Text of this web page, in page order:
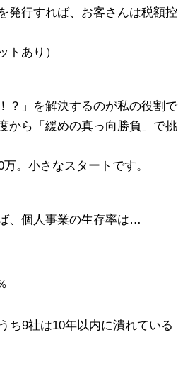
発行すれば、お客さんは税額控
トあり）
？」を解決するのが私の役割で
から「緩めの真っ向勝負」で挑
。小さなスタートです。
、個人事業の生存率は…
ち9社は10年以内に潰れている